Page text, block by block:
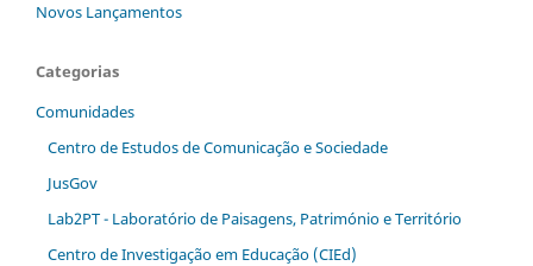
Novos Lançamentos
Categorias
Comunidades
Centro de Estudos de Comunicação e Sociedade
JusGov
Lab2PT - Laboratório de Paisagens, Património e Território
Centro de Investigação em Educação (CIEd)